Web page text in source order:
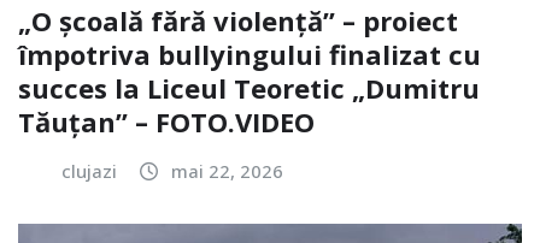
„O școală fără violență” – proiect
împotriva bullyingului finalizat cu
succes la Liceul Teoretic „Dumitru
Tăuțan” – FOTO.VIDEO
clujazi mai 22, 2026